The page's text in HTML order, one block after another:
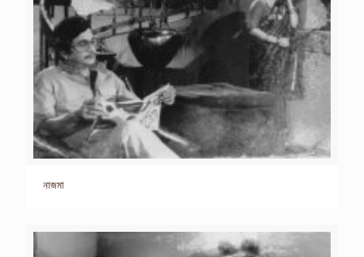
নাজমা